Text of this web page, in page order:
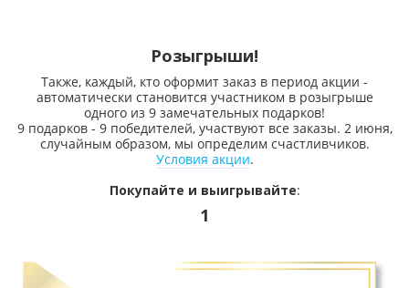
Розыгрыши!
Также, каждый, кто оформит заказ в период акции -
автоматически становится участником в розыгрыше
одного из 9 замечательных подарков!
9 подарков - 9 победителей, участвуют все заказы. 2 июня,
случайным образом, мы определим счастливчиков.
Условия акции.
Покупайте и выигрывайте:
1